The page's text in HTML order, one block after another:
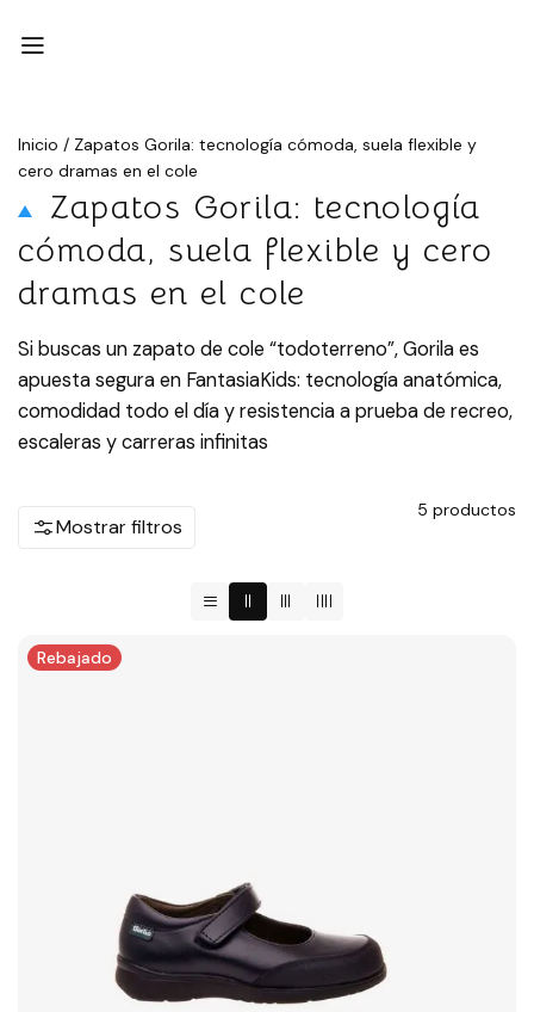
Inicio / Zapatos Gorila: tecnología cómoda, suela flexible y
cero dramas en el cole
Zapatos Gorila: tecnología
cómoda, suela flexible y cero
dramas en el cole
Si buscas un zapato de cole “todoterreno”, Gorila es
apuesta segura en FantasiaKids: tecnología anatómica,
comodidad todo el día y resistencia a prueba de recreo,
escaleras y carreras infinitas
Mostrar filtros
5 productos
Rebajado